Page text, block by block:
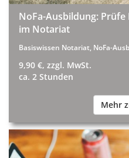
NoFa-Ausbildung: Prüfe
im Notariat
Basiswissen Notariat, NoFa-
9,90 €, zzgl. MwSt.
ca. 2 Stunden
Mehr